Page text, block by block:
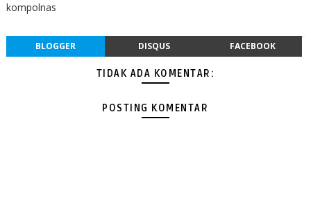
kompolnas
BLOGGER DISQUS FACEBOOK
TIDAK ADA KOMENTAR:
POSTING KOMENTAR